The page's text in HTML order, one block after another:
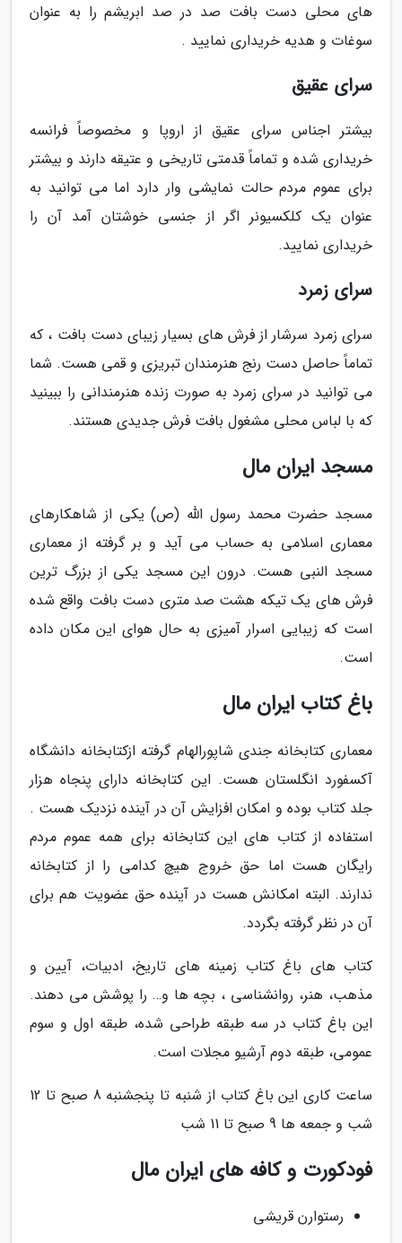
های محلی دست بافت صد در صد ابریشم را به عنوان
سوغات و هدیه خریداری نمایید .
سرای عقیق
بیشتر اجناس سرای عقیق از اروپا و مخصوصاً فرانسه
خریداری شده و تماماً قدمتی تاریخی و عتیقه دارند و بیشتر
برای عموم مردم حالت نمایشی وار دارد اما می توانید به
عنوان یک کلکسیونر اگر از جنسی خوشتان آمد آن را
خریداری نمایید.
سرای زمرد
سرای زمرد سرشار از فرش های بسیار زیبای دست بافت ، که
تماماً حاصل دست رنج هنرمندان تبریزی و قمی هست. شما
می توانید در سرای زمرد به صورت زنده هنرمندانی را ببینید
که با لباس محلی مشغول بافت فرش جدیدی هستند.
مسجد ایران مال
مسجد حضرت محمد رسول الله (ص) یکی از شاهکارهای
معماری اسلامی به حساب می آید و بر گرفته از معماری
مسجد النبی هست. درون این مسجد یکی از بزرگ ترین
فرش های یک تیکه هشت صد متری دست بافت واقع شده
است که زیبایی اسرار آمیزی به حال هوای این مکان داده
است.
باغ کتاب ایران مال
معماری کتابخانه جندی شاپورالهام گرفته ازکتابخانه دانشگاه
آکسفورد انگلستان هست. این کتابخانه دارای پنجاه هزار
جلد کتاب بوده و امکان افزایش آن در آینده نزدیک هست .
استفاده از کتاب های این کتابخانه برای همه عموم مردم
رایگان هست اما حق خروج هیچ کدامی را از کتابخانه
ندارند. البته امکانش هست در آینده حق عضویت هم برای
آن در نظر گرفته بگردد.
کتاب های باغ کتاب زمینه های تاریخ، ادبیات، آیین و
مذهب، هنر، روانشناسی ، بچه ها و… را پوشش می دهند.
این باغ کتاب در سه طبقه طراحی شده، طبقه اول و سوم
عمومی، طبقه دوم آرشیو مجلات است.
ساعت کاری این باغ کتاب از شنبه تا پنجشنبه 8 صبح تا 12
شب و جمعه ها 9 صبح تا 11 شب
فودکورت و کافه های ایران مال
رستوارن قریشی